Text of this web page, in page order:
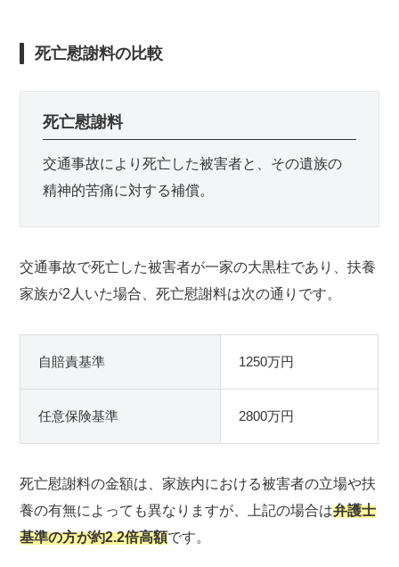
死亡慰謝料の比較
死亡慰謝料
交通事故により死亡した被害者と、その遺族の
精神的苦痛に対する補償。
交通事故で死亡した被害者が一家の大黒柱であり、扶養
家族が2人いた場合、死亡慰謝料は次の通りです。
自賠責基準 1250万円
任意保険基準 2800万円
死亡慰謝料の金額は、家族内における被害者の立場や扶
養の有無によっても異なりますが、上記の場合は弁護士
基準の方が約2.2倍高額です。